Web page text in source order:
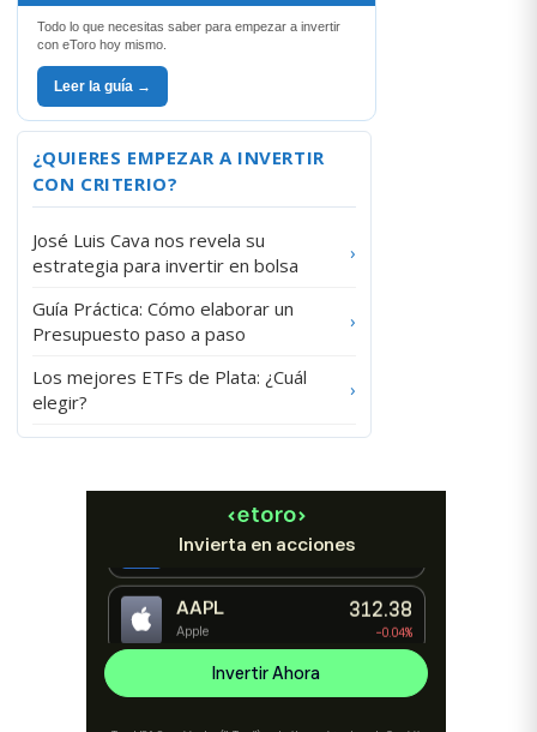
Todo lo que necesitas saber para empezar a invertir
con eToro hoy mismo.
Leer la guía →
¿QUIERES EMPEZAR A INVERTIR
CON CRITERIO?
José Luis Cava nos revela su
estrategia para invertir en bolsa
›
Guía Práctica: Cómo elaborar un
Presupuesto paso a paso
›
Los mejores ETFs de Plata: ¿Cuál
elegir?
›